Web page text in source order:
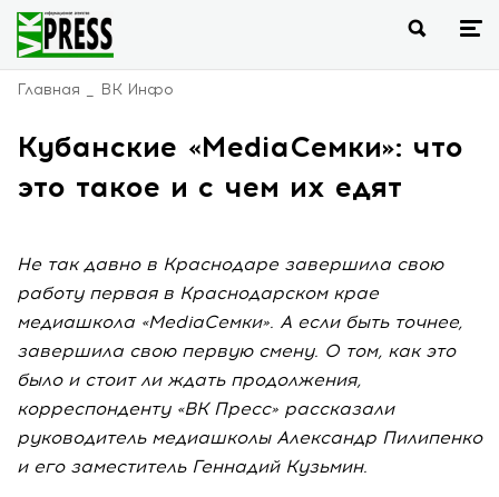
Главная ВК Инфо
Кубанские «MediaСемки»: что
это такое и с чем их едят
Не так давно в Краснодаре завершила свою
работу первая в Краснодарском крае
медиашкола «MediaСемки». А если быть точнее,
завершила свою первую смену. О том, как это
было и стоит ли ждать продолжения,
корреспонденту «ВК Пресс» рассказали
руководитель медиашколы Александр Пилипенко
и его заместитель Геннадий Кузьмин.